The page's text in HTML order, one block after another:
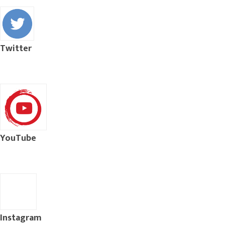
Twitter
YouTube
Instagram